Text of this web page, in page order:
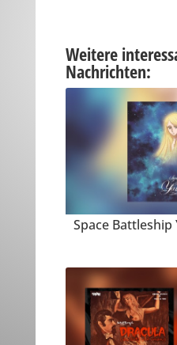
Weitere
Nachrichten:
Space Battleship